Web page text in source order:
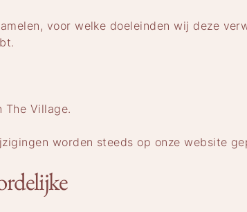
voor welke doeleinden wij deze
The Village.
worden steeds op onze website